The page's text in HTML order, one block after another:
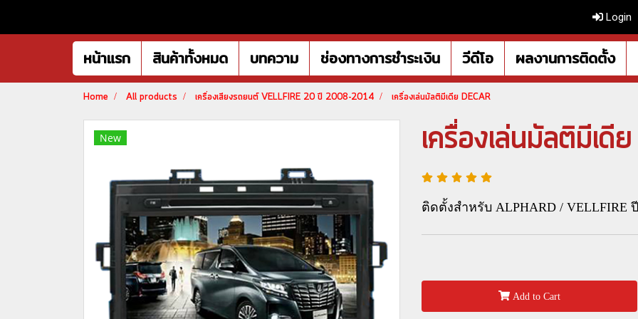
Login
หน้าแรก สินค้าทั้งหมด บทความ ช่องทางการชำระเงิน วีดีโอ ผลงานการติดตั้ง
Home All products เครื่องเสียงรถยนต์ VELLFIRE 20 ปี 2008-2014 เครื่องเล่นมัลติมีเดีย DECAR
New เครื่องเล่นมัลติมีเ
ติดตั้งสำหรับ ALPHARD / VELLFIRE ปี
Add to Cart